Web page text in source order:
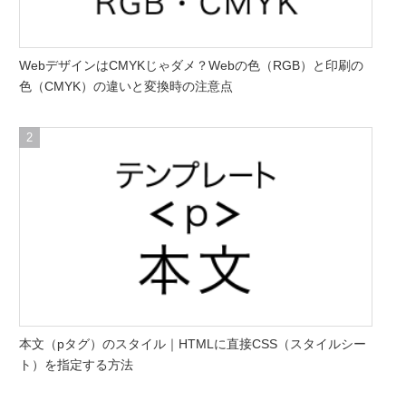
WebデザインはCMYKじゃダメ？Webの色（RGB）と印刷の
色（CMYK）の違いと変換時の注意点
本文（pタグ）のスタイル｜HTMLに直接CSS（スタイルシー
ト）を指定する方法